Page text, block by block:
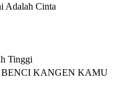
Adalah Cinta
Tinggi
BENCI KANGEN KAMU